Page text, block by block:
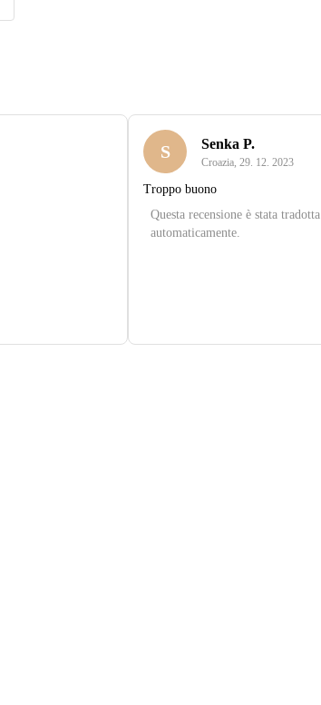
S Senka P.
Croazia,29. 12. 2023
Troppo buono
Questa recensione è stata tradotta
automaticamente.